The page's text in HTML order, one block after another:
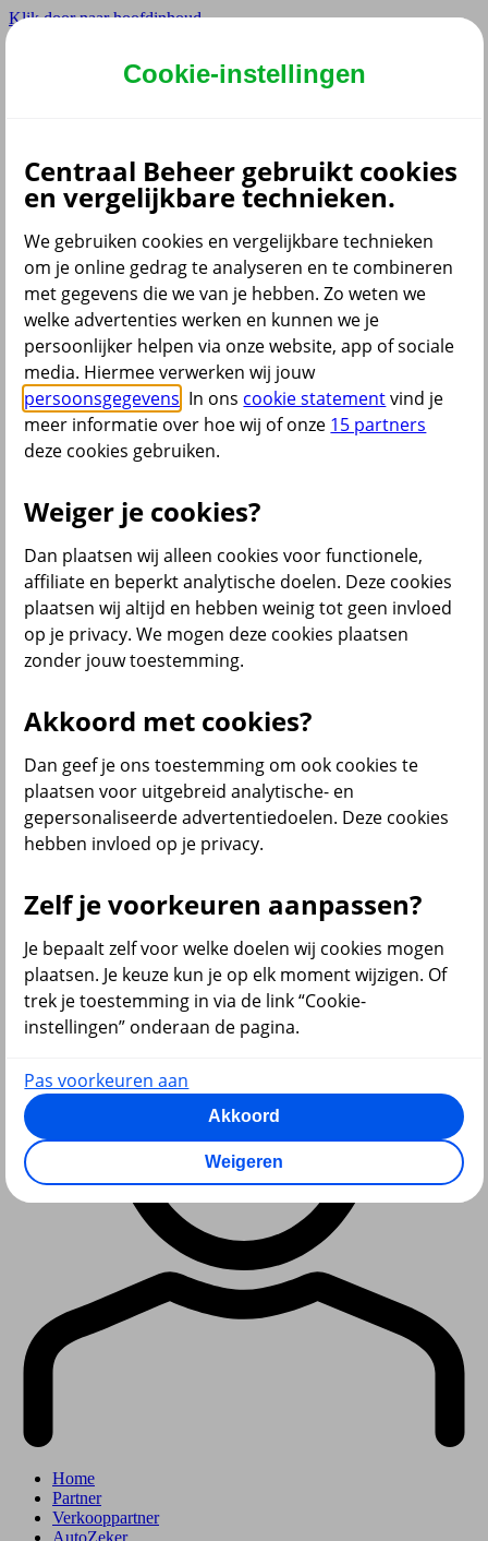
Klik door naar hoofdinhoud
Hoofdmenu navigatie
Dyslexie lettertype
Aan
Cookies aanpassen
Menu
Wij doen het samen
Samenwerken
terug
Samenwerken
Als verkooppartner met ons samenwerken?
Affiliateprogramma
Mijn Centraal Beheer
Home
Partner
Verkooppartner
AutoZeker
Cookie-instellingen
Centraal Beheer gebruikt cookies
en vergelijkbare technieken.
We gebruiken cookies en vergelijkbare technieken
om je online gedrag te analyseren en te combineren
met gegevens die we van je hebben. Zo weten we
welke advertenties werken en kunnen we je
persoonlijker helpen via onze website, app of sociale
media. Hiermee verwerken wij jouw
persoonsgegevens . In ons cookie statementvind je
meer informatie over hoe wij of onze 15 partners
deze cookies gebruiken.
Weiger je cookies?
Dan plaatsen wij alleen cookies voor functionele,
affiliate en beperkt analytische doelen. Deze cookies
plaatsen wij altijd en hebben weinig tot geen invloed
op je privacy. We mogen deze cookies plaatsen
zonder jouw toestemming.
Akkoord met cookies?
Dan geef je ons toestemming om ook cookies te
plaatsen voor uitgebreid analytische- en
gepersonaliseerde advertentiedoelen. Deze cookies
hebben invloed op je privacy.
Zelf je voorkeuren aanpassen?
Je bepaalt zelf voor welke doelen wij cookies mogen
plaatsen. Je keuze kun je op elk moment wijzigen. Of
trek je toestemming in via de link “Cookie-
instellingen” onderaan de pagina.
Pas voorkeuren aan
Akkoord
Weigeren